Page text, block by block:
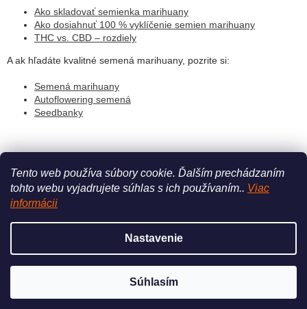
Tento web používa súbory cookie. Ďalším prechádzaním
tohto webu vyjadrujete súhlas s ich používaním.. Viac
informácii
Nastavenie
Súhlasím
Ako skladovať semienka marihuany
Ako dosiahnuť 100 % vyklíčenie semien marihuany
THC vs. CBD – rozdiely
A ak hľadáte kvalitné semená marihuany, pozrite si:
Semená marihuany
Autoflowering semená
Seedbanky
PREDCHÁDZAJÚCI ČLÁNOK ĎALŠÍ ČLÁNOK
Copyright 2026WeedGang. Všetky práva vyhradené.Upraviť
nastavenie cookies